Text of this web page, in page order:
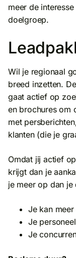
meer de
doelgroep.
Wil je regionaal
breed inzetten.
gaat actief op
en brochures om
met
klanten (die je
Omdat jij actief
krijgt dan je
je meer op dan je
Je kan
Je
Je